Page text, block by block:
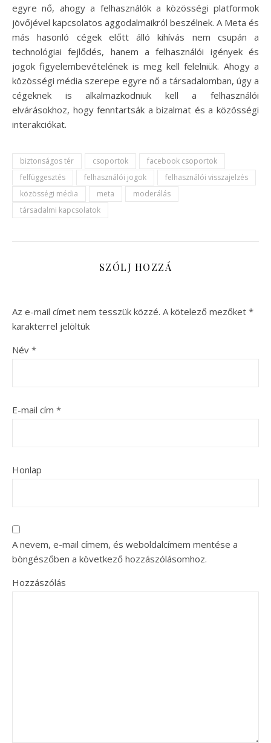
egyre nő, ahogy a felhasználók a közösségi platformok
jövőjével kapcsolatos aggodalmaikról beszélnek. A Meta és
más hasonló cégek előtt álló kihívás nem csupán a
technológiai fejlődés, hanem a felhasználói igények és
jogok figyelembevételének is meg kell felelniük. Ahogy a
közösségi média szerepe egyre nő a társadalomban, úgy a
cégeknek is alkalmazkodniuk kell a felhasználói
elvárásokhoz, hogy fenntartsák a bizalmat és a közösségi
interakciókat.
biztonságos tér csoportok
facebook csoportok
felfüggesztés
felhasználói jogok
felhasználói visszajelzés
közösségi média
meta
moderálás
társadalmi kapcsolatok
SZÓLJ HOZZÁ
Az e-mail címet nem tesszük közzé. A kötelező mezőket *
karakterrel jelöltük
Név *
E-mail cím *
Honlap
A nevem, e-mail címem, és weboldalcímem mentése a
böngészőben a következő hozzászólásomhoz.
Hozzászólás